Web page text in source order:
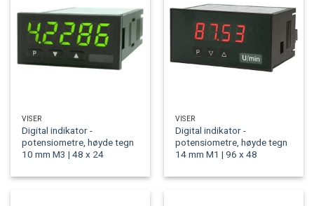
VISER
Digital indikator -
potensiometre, høyde tegn
10 mm M3 | 48 x 24
VISER
Digital indikator -
potensiometre, høyde tegn
14 mm M1 | 96 x 48